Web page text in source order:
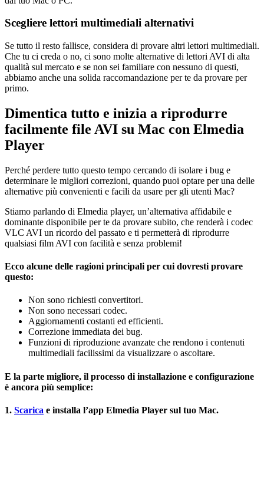
Scegliere lettori multimediali alternativi
Se tutto il resto fallisce, considera di provare altri lettori multimediali.
Che tu ci creda o no, ci sono molte alternative di lettori AVI di alta
qualità sul mercato e se non sei familiare con nessuno di questi,
abbiamo anche una solida raccomandazione per te da provare per
primo.
Dimentica tutto e inizia a riprodurre
facilmente file AVI su Mac con Elmedia
Player
Perché perdere tutto questo tempo cercando di isolare i bug e
determinare le migliori correzioni, quando puoi optare per una delle
alternative più convenienti e facili da usare per gli utenti Mac?
Stiamo parlando di Elmedia player, un’alternativa affidabile e
dominante disponibile per te da provare subito, che renderà i codec
VLC AVI un ricordo del passato e ti permetterà di riprodurre
qualsiasi film AVI con facilità e senza problemi!
Ecco alcune delle ragioni principali per cui dovresti provare
questo:
Non sono richiesti convertitori.
Non sono necessari codec.
Aggiornamenti costanti ed efficienti.
Correzione immediata dei bug.
Funzioni di riproduzione avanzate che rendono i contenuti
multimediali facilissimi da visualizzare o ascoltare.
E la parte migliore, il processo di installazione e configurazione
è ancora più semplice:
1. Scarica e installa l’app Elmedia Player sul tuo Mac.